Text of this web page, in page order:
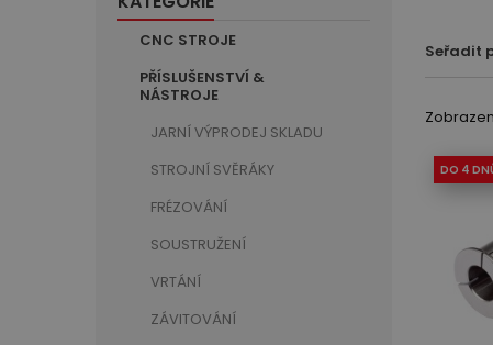
CNC STROJE
PŘÍSLUŠENSTVÍ &
NÁSTROJE
JARNÍ VÝPRODEJ SKLADU
STROJNÍ SVĚRÁKY
FRÉZOVÁNÍ
SOUSTRUŽENÍ
VRTÁNÍ
ZÁVITOVÁNÍ
Seřadit
DO 4